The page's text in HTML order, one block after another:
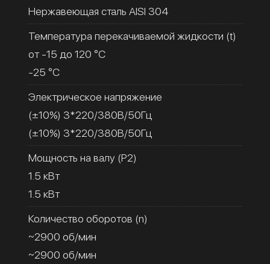
Нержавеющая сталь AISI 304
Температура перекачиваемой жидкости (t)
от -15 до 120 °C
-25 °C
Электрическое напряжение
(±10%) 3*220/380В/50Гц
(±10%) 3*220/380В/50Гц
Мощность на валу (Р2)
1.5 кВт
1.5 кВт
Количество оборотов (n)
~2900 об/мин
~2900 об/мин